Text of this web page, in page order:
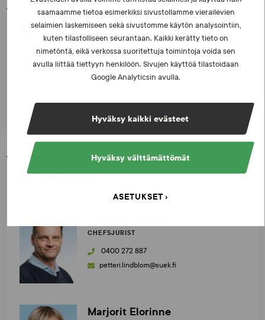
saamaamme tietoa esimerkiksi sivustollamme vierailevien
selaimien laskemiseen sekä sivustomme käytön analysointiin,
kuten tilastolliseen seurantaan. Kaikki kerätty tieto on
nimetöntä, eikä verkossa suoritettuja toimintoja voida sen
avulla liittää tiettyyn henkilöön. Sivujen käyttöä tilastoidaan
Google Analyticsin avulla.
Hyväksy kaikki evästeet
Hyväksy välttämättömät
ASETUKSET
RELATERADE LÄNKAR
Världsantidopingkoden
UNESCOs antidopingavtal
TA KONTAKT
CHEFSJURIST
0400 272 887
petteri.lindblom@suek.fi
Marjorit Elorinne